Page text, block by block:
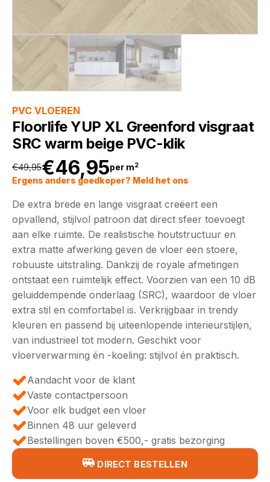
PVC VLOEREN
Floorlife YUP XL Greenford visgraat
SRC warm beige PVC-klik
€49,95
Oorspronkelijke
prijs
was:
€49,95.
€46,95
Huidige
prijs
is:
€46,95.
per m2
Ergens anders goedkoper? Meld het ons
De extra brede en lange visgraat creëert een
opvallend, stijlvol patroon dat direct sfeer toevoegt
aan elke ruimte. De realistische houtstructuur en
extra matte afwerking geven de vloer een stoere,
robuuste uitstraling. Dankzij de royale afmetingen
ontstaat een ruimtelijk effect. Voorzien van een 10 dB
geluiddempende onderlaag (SRC), waardoor de vloer
extra stil en comfortabel is. Verkrijgbaar in trendy
kleuren en passend bij uiteenlopende interieurstijlen,
van industrieel tot modern. Geschikt voor
vloerverwarming én -koeling: stijlvol én praktisch.
Aandacht voor de klant
Vaste contactpersoon
Voor elk budget een vloer
Binnen 48 uur geleverd
Bestellingen boven €500,- gratis bezorging
DIRECT BESTELLEN